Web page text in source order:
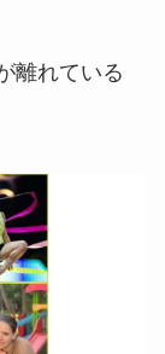
離れている